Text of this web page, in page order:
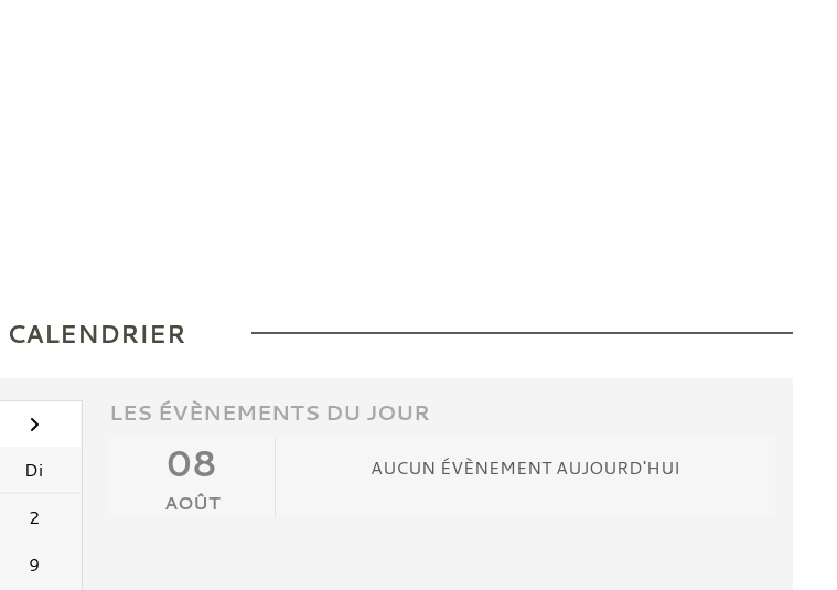
CALENDRIER
Di
2
9
LES ÉVÈNEMENTS DU JOUR
08
AOÛT
AUCUN ÉVÈNEMENT AUJOURD'HUI